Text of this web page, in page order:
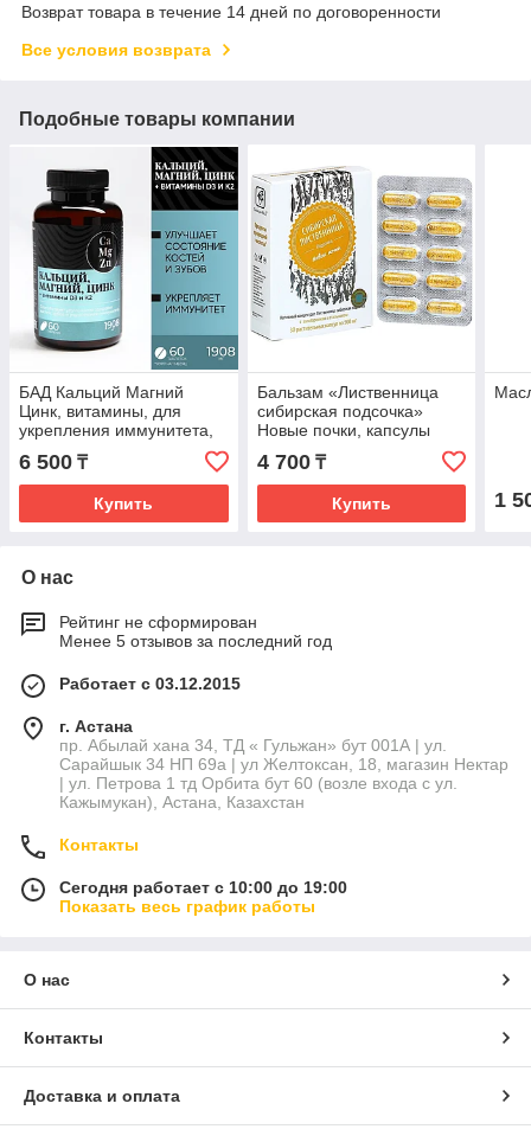
Возврат товара в течение 14 дней по договоренности
Все условия возврата
Подобные товары компании
БАД Кальций Магний
Цинк, витамины, для
укрепления иммунитета,
60 таблеток
6 500 ₸
Купить
Бальзам «Лиственница
сибирская подсочка»
Новые почки, капсулы
№30*0,5г.
4 700₸
Купить 1
О нас
Рейтинг не сформирован
Менее 5 отзывов за последний год
Работает с 03.12.2015
г. Астана
пр. Абылай хана 34, ТД « Гульжан» бут 001А | ул.
Сарайшык 34 НП 69а | ул Желтоксан, 18, магазин Нектар
| ул. Петрова 1 тд Орбита бут 60 (возле входа с ул.
Кажымукан), Астана, Казахстан
Контакты
Сегодня работает с 10:00 до 19:00
Показать весь график работы
О нас
Контакты
Доставка и оплата